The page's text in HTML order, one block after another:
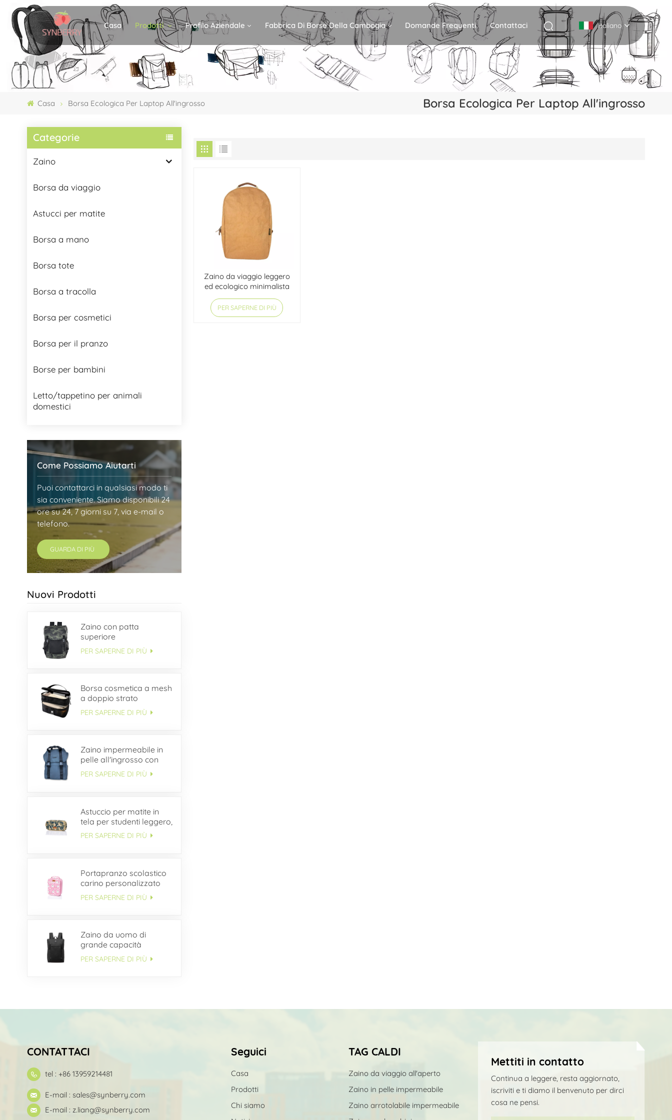
Casa Prodotti Profilo Aziendale Fabbrica Di Borse Della Cambogia Domande Frequenti Contattaci Italiano
English
Italiano
Casa Borsa Ecologica Per Laptop All'ingrosso Borsa Ecologica Per Laptop All'ingrosso
Categorie
Zaino
Borsa da viaggio
Astucci per matite
Borsa a mano
Borsa tote
Borsa a tracolla
Borsa per cosmetici
Borsa per il pranzo
Borse per bambini
Letto/tappetino per animali
domestici
Come Possiamo Aiutarti
Puoi contattarci in qualsiasi modo ti
sia conveniente. Siamo disponibili 24
ore su 24, 7 giorni su 7, via e-mail o
telefono.
GUARDA DI PIÙ
Nuovi Prodotti
Zaino con patta
superiore
PER SAPERNE DI PIÙ
Borsa cosmetica a mesh
a doppio strato
PER SAPERNE DI PIÙ
Zaino impermeabile in
pelle all'ingrosso con
patta con fibbia
PER SAPERNE DI PIÙ
Astuccio per matite in
tela per studenti leggero,
semplice e durevole
ODM
PER SAPERNE DI PIÙ
Portapranzo scolastico
carino personalizzato
per bambini
PER SAPERNE DI PIÙ
Zaino da uomo di
grande capacità
multitasche OEM
PER SAPERNE DI PIÙ
Zaino da viaggio leggero
ed ecologico minimalista
PER SAPERNE DI PIÙ
CONTATTACI
tel : +86 13959214481
E-mail : sales@synberry.com
E-mail : z.liang@synberry.com
Seguici
Casa
Prodotti
Chi siamo
TAG CALDI
Zaino da viaggio all'aperto
Zaino in pelle impermeabile
Zaino arrotolabile impermeabile
Mettiti in contatto
Continua a leggere, resta aggiornato,
iscriviti e ti diamo il benvenuto per dirci
cosa ne pensi.